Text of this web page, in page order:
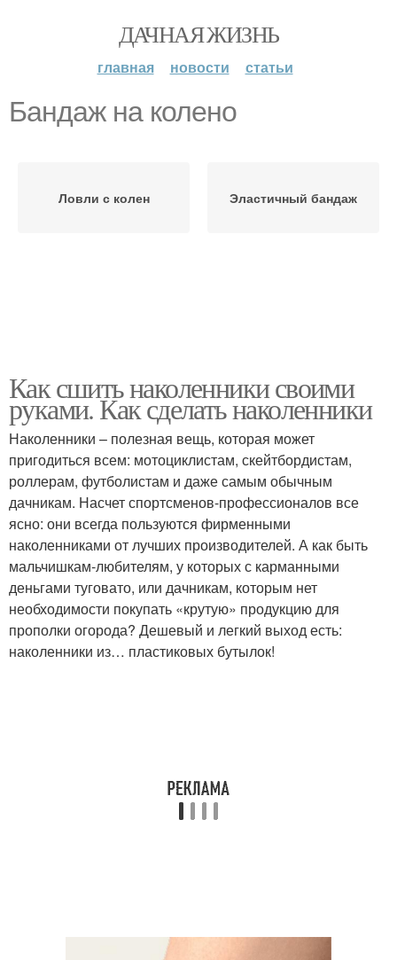
ДАЧНАЯ ЖИЗНЬ
главная новости статьи
Бандаж на колено
Ловли с колен Эластичный бандаж
Как сшить наколенники своими
руками. Как сделать наколенники
Наколенники – полезная вещь, которая может
пригодиться всем: мотоциклистам, скейтбордистам,
роллерам, футболистам и даже самым обычным
дачникам. Насчет спортсменов-профессионалов все
ясно: они всегда пользуются фирменными
наколенниками от лучших производителей. А как быть
мальчишкам-любителям, у которых с карманными
деньгами туговато, или дачникам, которым нет
необходимости покупать «крутую» продукцию для
прополки огорода? Дешевый и легкий выход есть:
наколенники из… пластиковых бутылок!